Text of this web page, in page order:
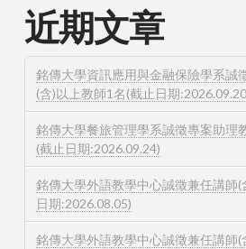
近期文章
銘傳大學資訊應用與金融保險學系誠
(含)以上教師1名(截止日期
銘傳大學餐旅管理學系誠徵專案助理
(截止日期:2026.09.24)
銘傳大學外語教學中心誠徵兼任講師(
日期:2026.08.05)
銘傳大學外語教學中心誠徵兼任講師(